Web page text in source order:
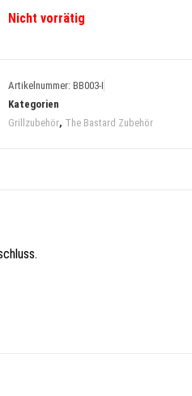
Nicht vorrätig
Artikelnummer: BB003-I
Kategorien
Grillzubehör, The Bastard Zubehör